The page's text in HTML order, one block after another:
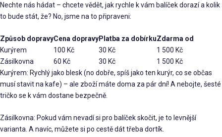
Nechte nás hádat – chcete vědět, jak rychle k vám balíček dorazí a kolik
to bude stát, že? No, jsme na to připraveni:
Způsob dopravyCena dopravyPlatba za dobírkuZdarma od
Kurýrem
100 Kč 30 Kč
1 500 Kč
Zásilkovna
60 Kč 30 Kč
1 500 Kč
Kurýrem: Rychlý jako blesk (no dobře, spíš jako ten kurýr, co se občas
musí stavit na kafe) – ale zboží máte doma za pár dní! A nebojte, šesté
tričko se k vám dostane bezpečně.
Zásilkovna: Pokud vám nevadí si pro balíček skočit, je to levnější
varianta. A navíc, můžete si po cestě dát třeba dortík.